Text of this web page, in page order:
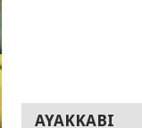
AYAKKABI